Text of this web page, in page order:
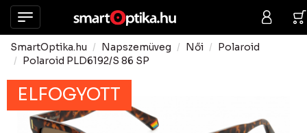
SmartOptika.hu Napszemüveg Női
Polaroid
Polaroid PLD6192/S 86 SP
ELFOGYOTT